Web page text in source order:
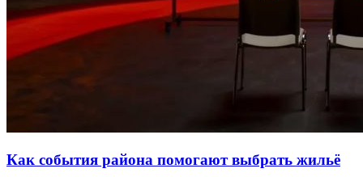
Как события района помогают выбрать жильё